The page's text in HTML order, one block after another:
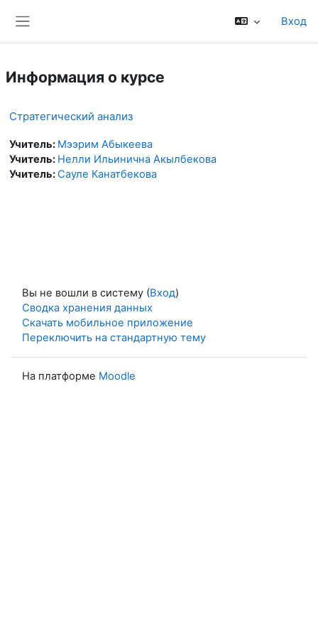
Вход
Информация о курсе
Стратегический анализ
Учитель: Мээрим Абыкеева
Учитель: Нелли Ильинична Акылбекова
Учитель:Сауле Канатбекова
Вы не вошли в систему (Вход)
Сводка хранения данных
Скачать мобильное приложение
Переключить на стандартную тему
На платформе Moodle